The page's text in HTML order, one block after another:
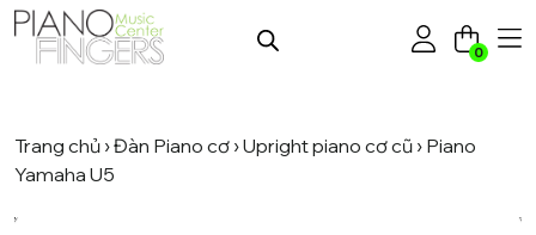
0
Trang chủ ›Đàn Piano cơ ›Upright piano cơ cũ › Piano
Yamaha U5